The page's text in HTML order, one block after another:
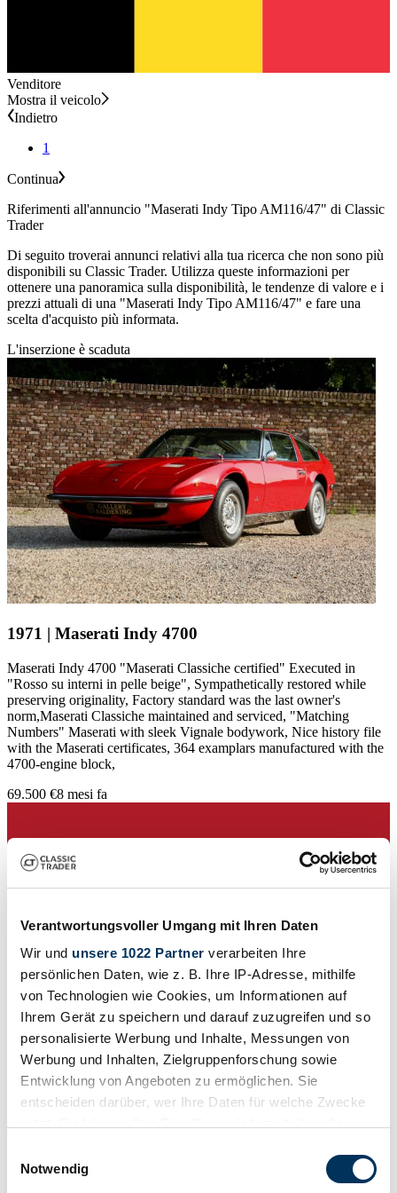
Verantwortungsvoller Umgang mit Ihren Daten
Wir und unsere 1022 Partner verarbeiten Ihre
persönlichen Daten, wie z. B. Ihre IP-Adresse, mithilfe
von Technologien wie Cookies, um Informationen auf
Ihrem Gerät zu speichern und darauf zuzugreifen und so
personalisierte Werbung und Inhalte, Messungen von
Werbung und Inhalten, Zielgruppenforschung sowie
Entwicklung von Angeboten zu ermöglichen. Sie
entscheiden darüber, wer Ihre Daten für welche Zwecke
Trigger Symbol ändern oder widerrufen
Notwendig
Venditore
Mostra il veicolo
Indietro
1
Continua
Riferimenti all'annuncio "Maserati Indy Tipo AM116/47" di Classic
Trader
Di seguito troverai annunci relativi alla tua ricerca che non sono più
disponibili su Classic Trader. Utilizza queste informazioni per
ottenere una panoramica sulla disponibilità, le tendenze di valore e i
prezzi attuali di una "Maserati Indy Tipo AM116/47" e fare una
scelta d'acquisto più informata.
L'inserzione è scaduta
1971 | Maserati Indy 4700
Maserati Indy 4700 "Maserati Classiche certified" Executed in
"Rosso su interni in pelle beige", Sympathetically restored while
preserving originality, Factory standard was the last owner's
norm,Maserati Classiche maintained and serviced, "Matching
Numbers" Maserati with sleek Vignale bodywork, Nice history file
with the Maserati certificates, 364 examplars manufactured with the
4700-engine block,
69.500 €8 mesi fa
Venditore
Tipo AM116/47
Coupe
Chilometraggio (lettura)